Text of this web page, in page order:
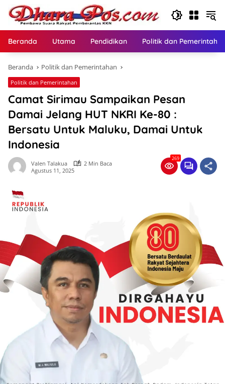
Langsung
konten
Beranda Utama Pendidikan Politik dan
Beranda Politik dan Pemerintahan
Politik dan Pemerintahan
Camat Sirimau Sampaikan Pesan
Damai Jelang HUT NKRI Ke-80 :
Bersatu Untuk Maluku, Damai Untuk
Indonesia
Valen Talakua
2 Min Baca
Agustus 11, 2025
269